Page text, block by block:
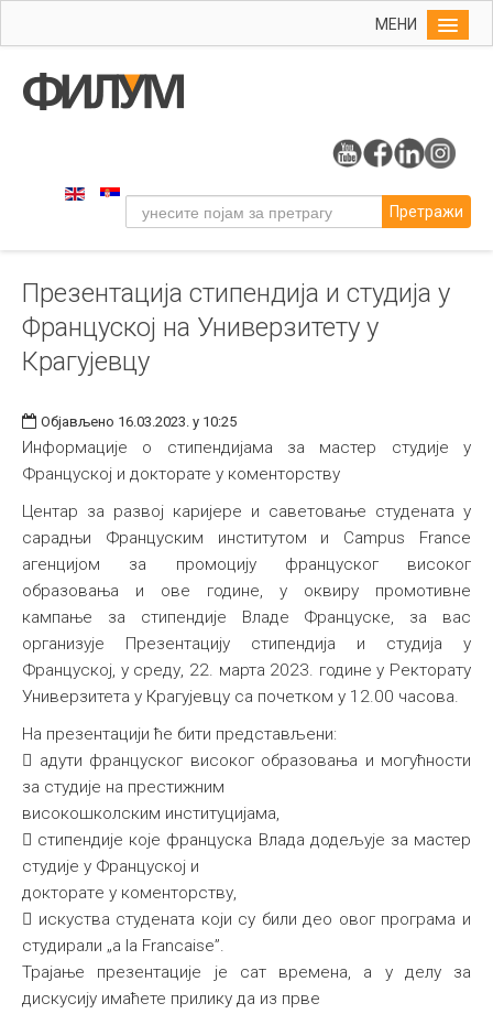
МЕНИ
Упис
Уметност
Издаваштво
Библиотека
Студенти
Претражи
Презентација стипендија и студија у
Француској на Универзитету у
Крагујевцу
Објављено 16.03.2023. у 10:25
Информације о стипендијама за мастер студије у
Француској и докторате у коменторству
Центар за развој каријере и саветовање студената у
сарадњи Француским институтом и Campus France
агенцијом за промоцију француског високог
образовања и ове године, у оквиру промотивне
кампање за стипендије Владе Француске, за вас
организује Презентацију стипендија и студија у
Француској, у среду, 22. марта 2023. године у Ректорату
Универзитета у Крагујевцу са почетком у 12.00 часова.
На презентацији ће бити представљени:
 адути француског високог образовања и могућности
за студије на престижним
високошколским институцијама,
 стипендије које француска Влада додељује за мастер
студије у Француској и
докторатe у коменторству,
 искуства студената који су били део овог програма и
студирали „a la Francaise”.
Трајање презентације је сат времена, а у делу за
дискусију имаћете прилику да из прве